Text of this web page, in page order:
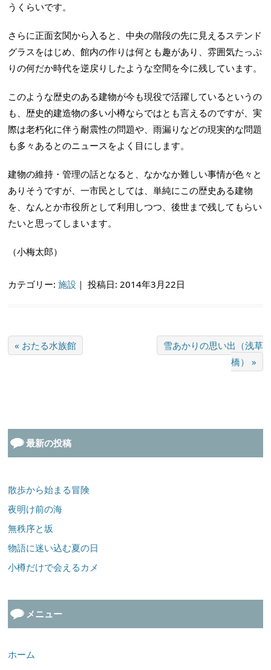
うくらいです。
さらに正面玄関から入ると、中央の階段の先に見えるステンド
グラスをはじめ、館内の作りは何とも趣があり、雰囲気たっぷ
りの何だか時代を逆戻りしたような空間を今に残しています。
このような歴史のある建物が今も現役で活躍しているというの
も、歴史的建造物の多い小樽ならではとも言えるのですが、実
際は老朽化に伴う耐震性の問題や、雨漏りなどの現実的な問題
も多々あるとのニュースをよく目にします。
建物の維持・管理の話となると、なかなか難しい事情が色々と
ありそうですが、一市民としては、単純にこの歴史ある建物
を、なんとか市役所として利用しつつ、後世まで残してもらい
たいと思ってしまいます。
（小梅太郎）
カテゴリー:施設 ｜投稿日: 2014年3月22日
« おたる水族館
雪あかりの思い出（浅草
橋） »
最新の投稿
散歩から始まる冒険
夜明け前の海
無秩序と坂
物語に迷い込む夏の日
小樽だけで会えるカメ
メニュー
ホーム